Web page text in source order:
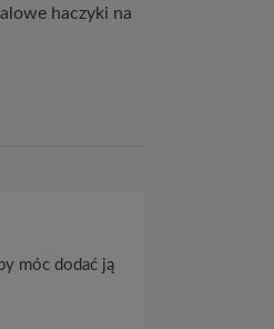
haczyki na
móc dodać ją